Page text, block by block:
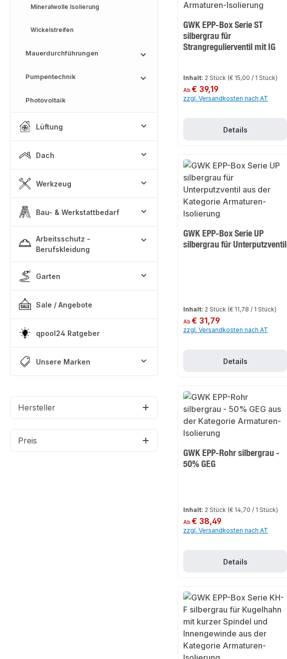
Mineralwolle Isolierung
Wickelstreifen
Mauerdurchführungen
Pumpentechnik
Photovoltaik
Lüftung
Dach
Werkzeug
Bau- & Werkstattbedarf
Arbeitsschutz -
Berufskleidung
Garten
Sale / Angebote
qpool24 Ratgeber
Unsere Marken
Hersteller
Preis
GWK EPP-Box Serie ST
silbergrau für
Strangregulierventil mit IG
Inhalt: 2 Stück (€ 15,00 / 1 Stück)
Regulärer Preis:
Ab€ 39,19
zzgl. Versandkosten nach AT
Details
GWK EPP-Box Serie UP
silbergrau für Unterputzventil
Inhalt: 2 Stück (€ 11,78 / 1 Stück)
Regulärer Preis:
Ab€ 31,79
zzgl. Versandkosten nach AT
Details
GWK EPP-Rohr silbergrau -
50% GEG
Inhalt: 2 Stück (€ 14,70 / 1 Stück)
Regulärer Preis:
Ab€ 38,49
zzgl. Versandkosten nach AT
Details